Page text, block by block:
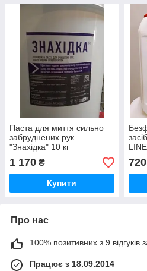
Паста для миття сильно
забруднених рук
"Знахідка" 10 кг
1 170 ₴
Купити
720
Про нас
100% позитивних з 9 відгуків
Працює з 18.09.2014